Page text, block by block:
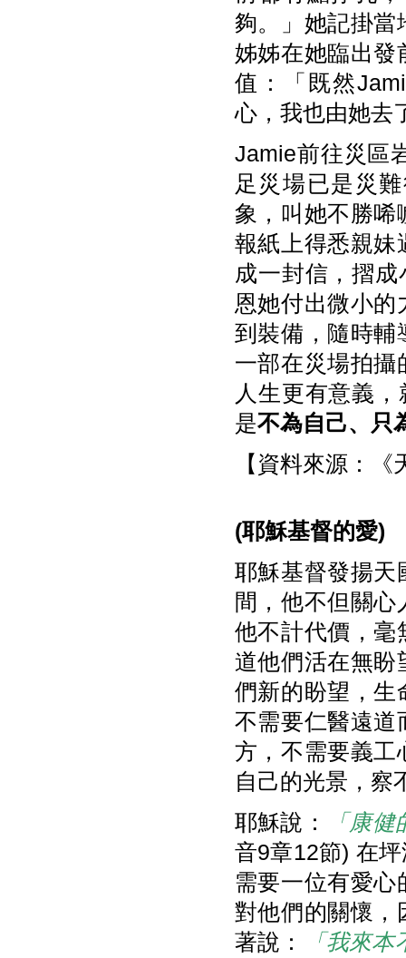
夠。」她記掛當
姊姊在她臨出發
值：「既然
心，我也由她去
Jamie前往災區
足災場已是災
象，叫她不勝唏
報紙上得悉親妹
成一封信，摺
恩她付出微小的
到裝備，隨時輔
一部在災場拍攝
人生更有意義
是不為自己、只
【資料來源：
(耶穌基督的愛)
耶穌基督發揚天
間，他不但關
他不計代價，毫
道他們活在無盼
們新的盼望，生
不需要仁醫遠道
方，不需要義工
自己的光景，察
耶穌說：
「康
音9章12節) 在
需要一位有愛心
對他們的關懷，
著說：
「我來